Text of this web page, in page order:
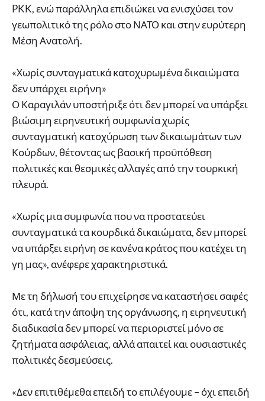
PKK, ενώ παράλληλα επιδιώκει να ενισχύσει τον
γεωπολιτικό της ρόλο στο ΝΑΤΟ και στην ευρύτερη
Μέση Ανατολή.
«Χωρίς συνταγματικά κατοχυρωμένα δικαιώματα
δεν υπάρχει ειρήνη»
Ο Καραγιλάν υποστήριξε ότι δεν μπορεί να υπάρξει
βιώσιμη ειρηνευτική συμφωνία χωρίς
συνταγματική κατοχύρωση των δικαιωμάτων των
Κούρδων, θέτοντας ως βασική προϋπόθεση
πολιτικές και θεσμικές αλλαγές από την τουρκική
πλευρά.
«Χωρίς μια συμφωνία που να προστατεύει
συνταγματικά τα κουρδικά δικαιώματα, δεν μπορεί
να υπάρξει ειρήνη σε κανένα κράτος που κατέχει τη
γη μας», ανέφερε χαρακτηριστικά.
Με τη δήλωσή του επιχείρησε να καταστήσει σαφές
ότι, κατά την άποψη της οργάνωσης, η ειρηνευτική
διαδικασία δεν μπορεί να περιοριστεί μόνο σε
ζητήματα ασφάλειας, αλλά απαιτεί και ουσιαστικές
πολιτικές δεσμεύσεις.
«Δεν επιτιθέμεθα επειδή το επιλέγουμε – όχι επειδή